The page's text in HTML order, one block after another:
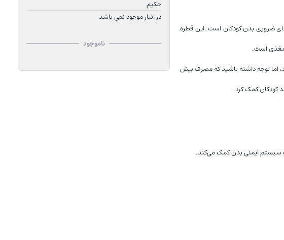
ضروری بدن کودکان است. این قطره
اما توجه داشته باشید که مصرف بیش
کودکان کمک کرد.
در انبار موجود نمی باشد
ناموجود